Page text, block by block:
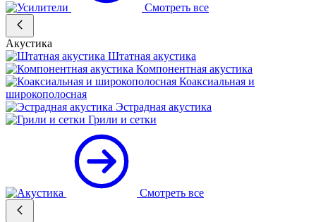
Смотреть все
Акустика
Штатная акустика
Компонентная акустика
Коаксиальная и
широкополосная
Эстрадная акустика
Грили и сетки
Смотреть все